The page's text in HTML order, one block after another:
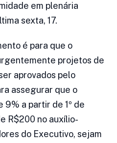
em plenária
sexta, 17.
é para que o
projetos de
aprovados pelo
assegurar que o
a partir de 1º de
R$200 no auxílio-
do Executivo, sejam